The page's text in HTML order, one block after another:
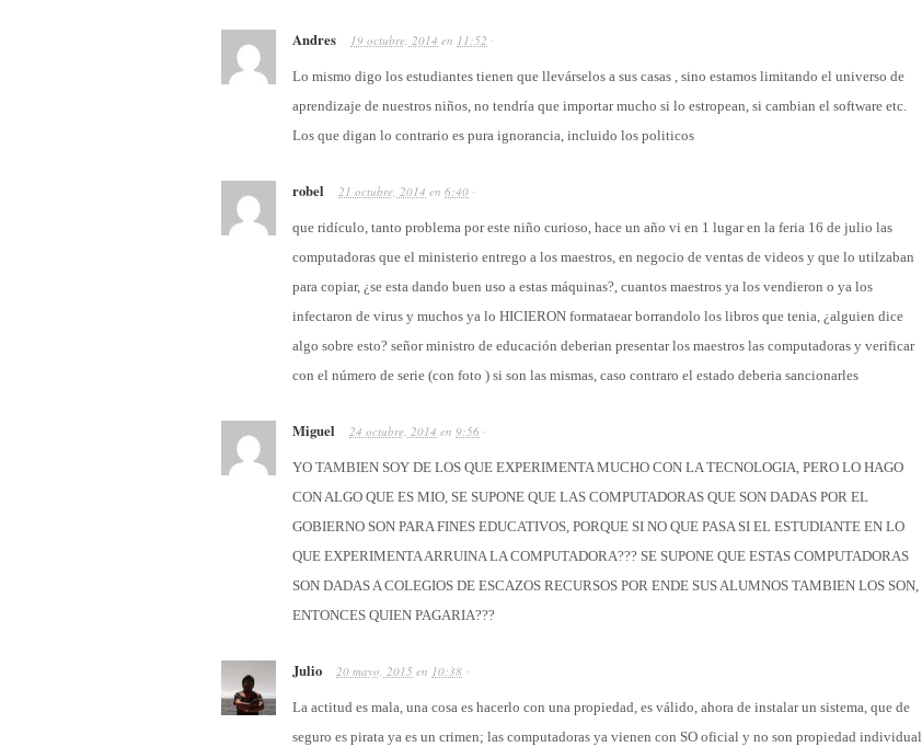
Andres 19 octubre, 2014 en 11:52 ·
Lo mismo digo los estudiantes tienen que llevárselos a sus casas , sino estamos limitando el universo de
aprendizaje de nuestros niños, no tendría que importar mucho si lo estropean, si cambian el software etc.
Los que digan lo contrario es pura ignorancia, incluido los politicos
robel 21 octubre, 2014 en 6:40 ·
que ridículo, tanto problema por este niño curioso, hace un año vi en 1 lugar en la feria 16 de julio las
computadoras que el ministerio entrego a los maestros, en negocio de ventas de videos y que lo utilzaban
para copiar, ¿se esta dando buen uso a estas máquinas?, cuantos maestros ya los vendieron o ya los
infectaron de virus y muchos ya lo HICIERON formataear borrandolo los libros que tenia, ¿alguien dice
algo sobre esto? señor ministro de educación deberian presentar los maestros las computadoras y verificar
con el número de serie (con foto ) si son las mismas, caso contraro el estado deberia sancionarles
Miguel 24 octubre, 2014 en 9:56 ·
YO TAMBIEN SOY DE LOS QUE EXPERIMENTA MUCHO CON LA TECNOLOGIA, PERO LO HAGO
CON ALGO QUE ES MIO, SE SUPONE QUE LAS COMPUTADORAS QUE SON DADAS POR EL
GOBIERNO SON PARA FINES EDUCATIVOS, PORQUE SI NO QUE PASA SI EL ESTUDIANTE EN LO
QUE EXPERIMENTA ARRUINA LA COMPUTADORA??? SE SUPONE QUE ESTAS COMPUTADORAS
SON DADAS A COLEGIOS DE ESCAZOS RECURSOS POR ENDE SUS ALUMNOS TAMBIEN LOS SON,
ENTONCES QUIEN PAGARIA???
Julio 20 mayo, 2015 en 10:38 ·
La actitud es mala, una cosa es hacerlo con una propiedad, es válido, ahora de instalar un sistema, que de
seguro es pirata ya es un crimen; las computadoras ya vienen con SO oficial y no son propiedad individual